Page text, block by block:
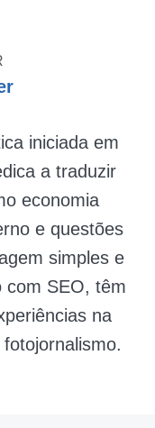
iniciada em
a traduzir
economia
e questões
simples e
com SEO, têm
na